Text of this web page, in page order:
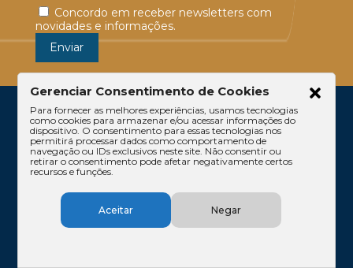
Concordo em receber newsletters com
novidades e informações.
Escritório
Equipe
Conteúdos
Contato
Código de Ética
Gerenciar Consentimento de Cookies
Para fornecer as melhores experiências, usamos tecnologias
como cookies para armazenar e/ou acessar informações do
dispositivo. O consentimento para essas tecnologias nos
permitirá processar dados como comportamento de
navegação ou IDs exclusivos neste site. Não consentir ou
retirar o consentimento pode afetar negativamente certos
recursos e funções.
Aceitar Negar